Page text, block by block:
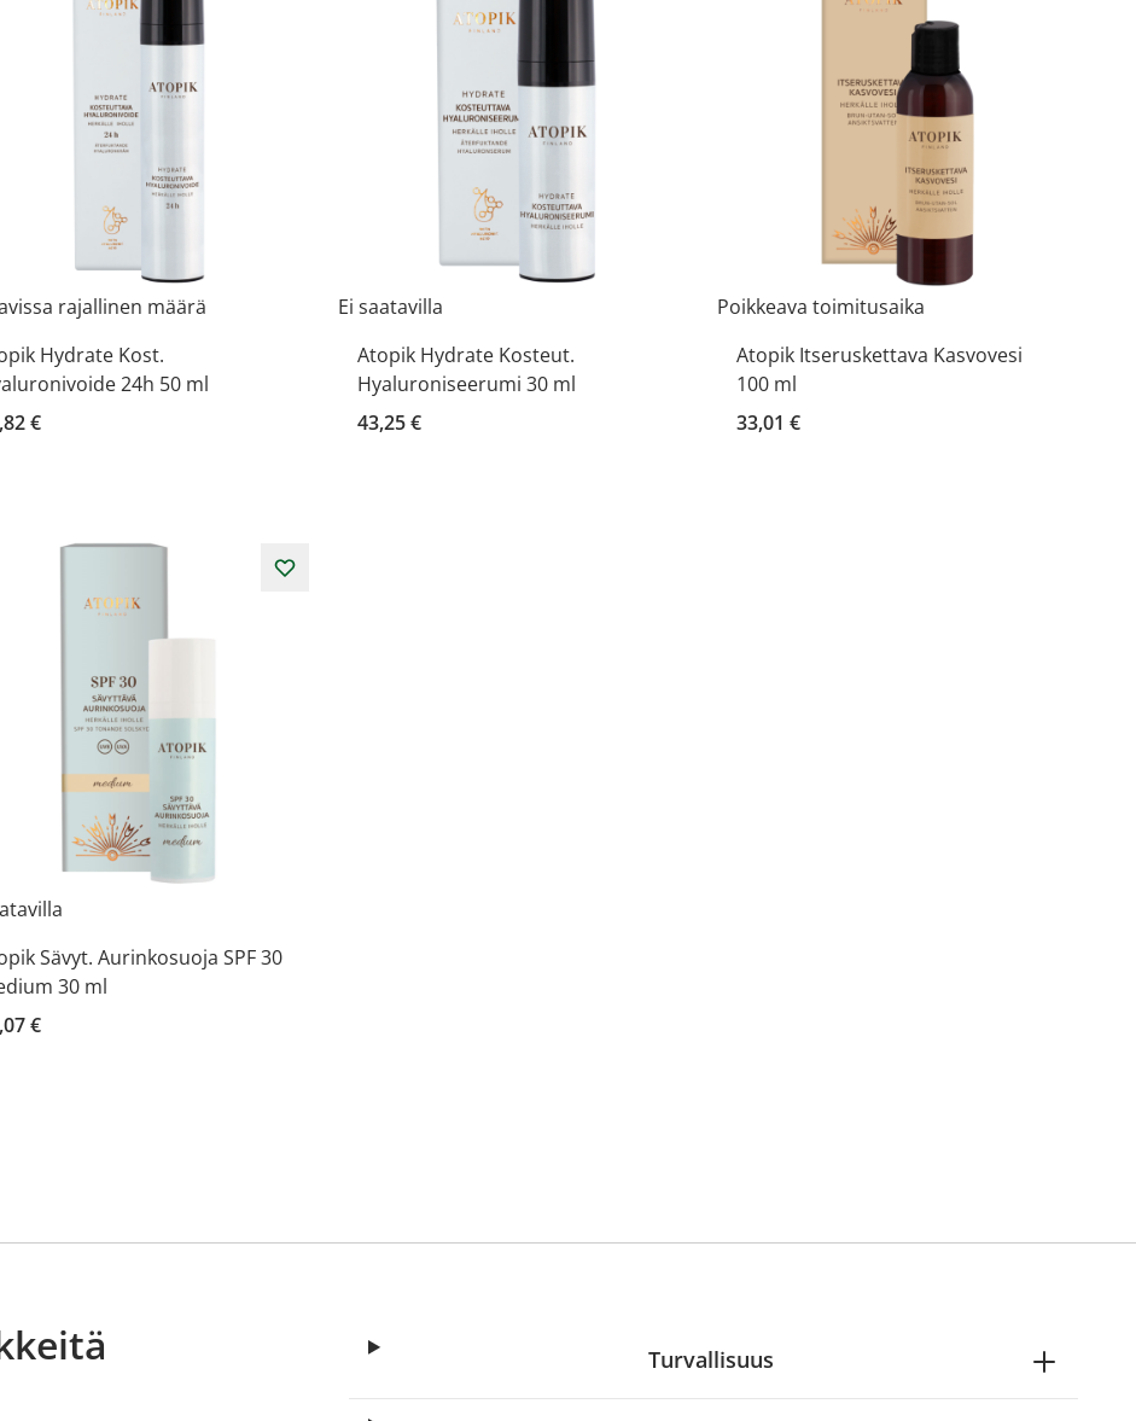
rajallinen määrä
Hydrate Kost.
24h 50 ml
€
Ei saatavilla
Atopik Hydrate Kosteut.
Hyaluroniseerumi 30 ml
43,25 €
Poikkeava toimitusaika
Atopik Itseruskettava Kasvovesi
100 ml
33,01 €
Sävyt. Aurinkosuoja SPF 30
30 ml
€
Turvallisuus